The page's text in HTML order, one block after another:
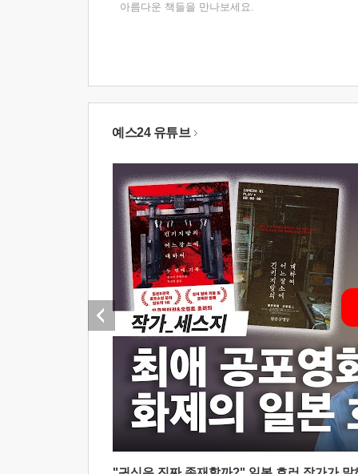
아름다운 책들을 만나보세요.
예스24 유튜브